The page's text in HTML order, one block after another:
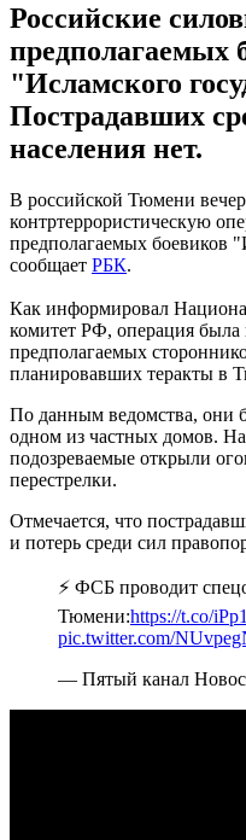
Российские
предполагаемых
"Исламского
Пострадавших
населения нет.
В российской Тюмени
контртеррористическую
предполагаемых боевиков
сообщает РБК.
Как информировал
комитет РФ, операция была
предполагаемых
планировавших теракты в
По данным ведомства, они
одном из частных домов.
подозреваемые открыли
перестрелки.
Отмечается, что
и потерь среди сил
⚡ ФСБ проводит
Тюмени:https://t.co/
pic.twitter.com/
— Пятый канал